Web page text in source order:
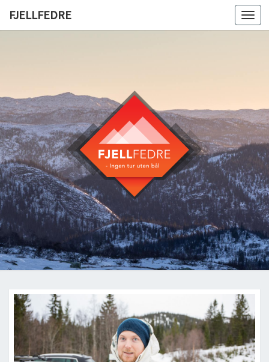
FJELLFEDRE